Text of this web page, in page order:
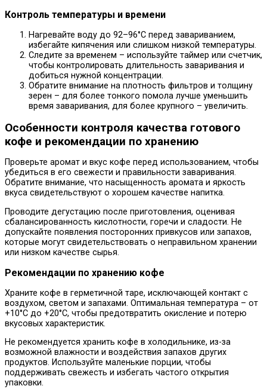
Контроль температуры и времени
Нагревайте воду до 92–96°C перед завариванием,
избегайте кипячения или слишком низкой температуры.
Следите за временем – используйте таймер или счетчик,
чтобы контролировать длительность заваривания и
добиться нужной концентрации.
Обратите внимание на плотность фильтров и толщину
зерен – для более тонкого помола лучше уменьшить
время заваривания, для более крупного – увеличить.
Особенности контроля качества готового
кофе и рекомендации по хранению
Проверьте аромат и вкус кофе перед использованием, чтобы
убедиться в его свежести и правильности заваривания.
Обратите внимание, что насыщенность аромата и яркость
вкуса свидетельствуют о хорошем качестве напитка.
Проводите дегустацию после приготовления, оценивая
сбалансированность кислотности, горечи и сладости. Не
допускайте появления посторонних привкусов или запахов,
которые могут свидетельствовать о неправильном хранении
или низком качестве сырья.
Рекомендации по хранению кофе
Храните кофе в герметичной таре, исключающей контакт с
воздухом, светом и запахами. Оптимальная температура – от
+10°C до +20°C, чтобы предотвратить окисление и потерю
вкусовых характеристик.
Не рекомендуется хранить кофе в холодильнике, из-за
возможной влажности и воздействия запахов других
продуктов. Используйте маленькие порции, чтобы
поддерживать свежесть и избегать частого открытия
упаковки.